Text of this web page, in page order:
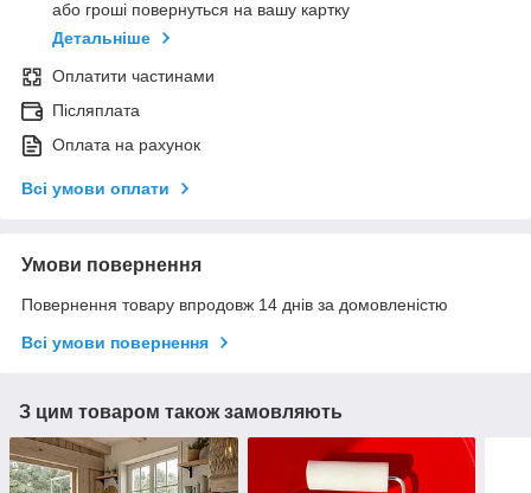
або гроші повернуться на вашу картку
Детальніше
Оплатити частинами
Післяплата
Оплата на рахунок
Всі умови оплати
Умови повернення
Повернення товару впродовж 14 днів за домовленістю
Всі умови повернення
З цим товаром також замовляють